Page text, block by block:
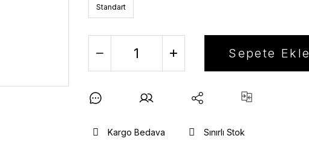
Standart
Sepete Ekle
Kargo Bedava Sınırlı Stok